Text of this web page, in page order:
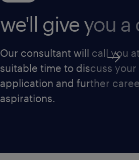
we'll give you a
Our consultant will call you
suitable time to discuss your
application and further
aspirations.